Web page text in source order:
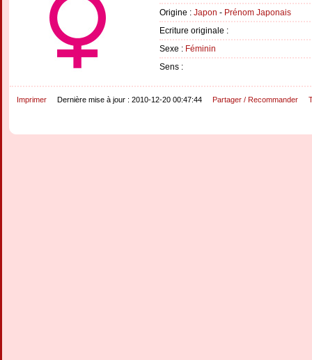
Origine : Japon - Prénom Japonais
Ecriture originale :
Sexe : Féminin
Sens :
Imprimer Dernière mise à jour : 2010-12-20 00:47:44 Partager / Recommander